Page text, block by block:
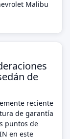
Malibu
de
reciente
de garantía
puntos de
en este